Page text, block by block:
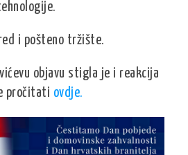
i pošteno tržište.
objavu stigla je i reakcija
pročitati ovdje.